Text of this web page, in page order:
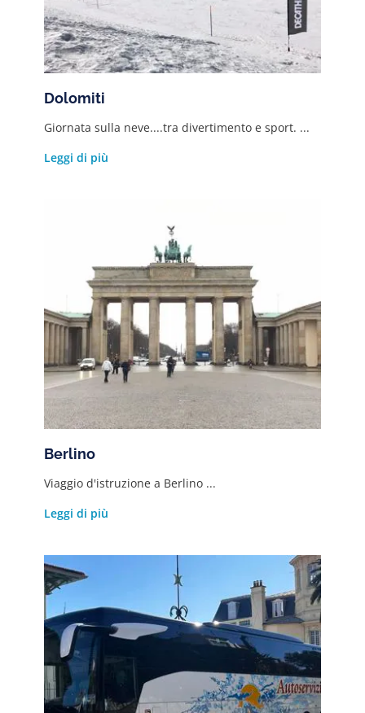
Dolomiti
Giornata sulla neve....tra divertimento e sport. ...
Leggi di più
Berlino
Viaggio d'istruzione a Berlino ...
Leggi di più